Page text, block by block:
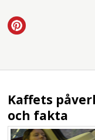
Kaffets
och fakta